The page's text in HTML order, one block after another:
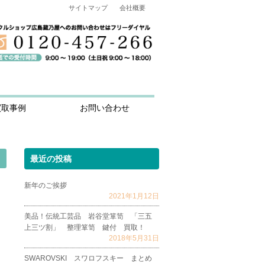
サイトマップ 会社概要
事例 お問い合わせ
最近の投稿
新年のご挨拶
2021年1月12日
美品！伝統工芸品 岩谷堂箪笥 「三五
上三ツ割」 整理箪笥 鍵付 買取！
2018年5月31日
SWAROVSKI スワロフスキー まとめ